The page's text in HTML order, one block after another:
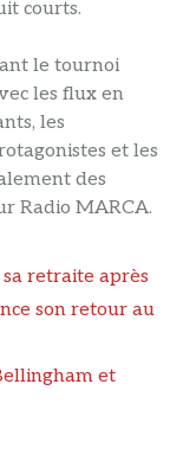
courts.
le tournoi
les flux en
les
et les
des
Radio MARCA.
retraite après
son retour au
et